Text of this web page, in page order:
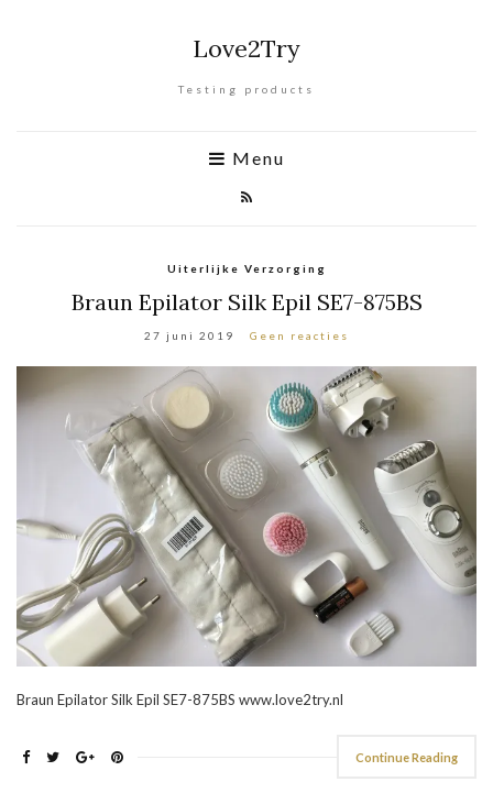
Love2Try
Testing products
Menu
Uiterlijke Verzorging
Braun Epilator Silk Epil SE7-875BS
27 juni 2019 Geen reacties
Braun Epilator Silk Epil SE7-875BS www.love2try.nl
Continue Reading